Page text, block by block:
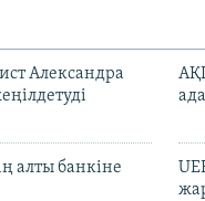
Александра
алты банкіне